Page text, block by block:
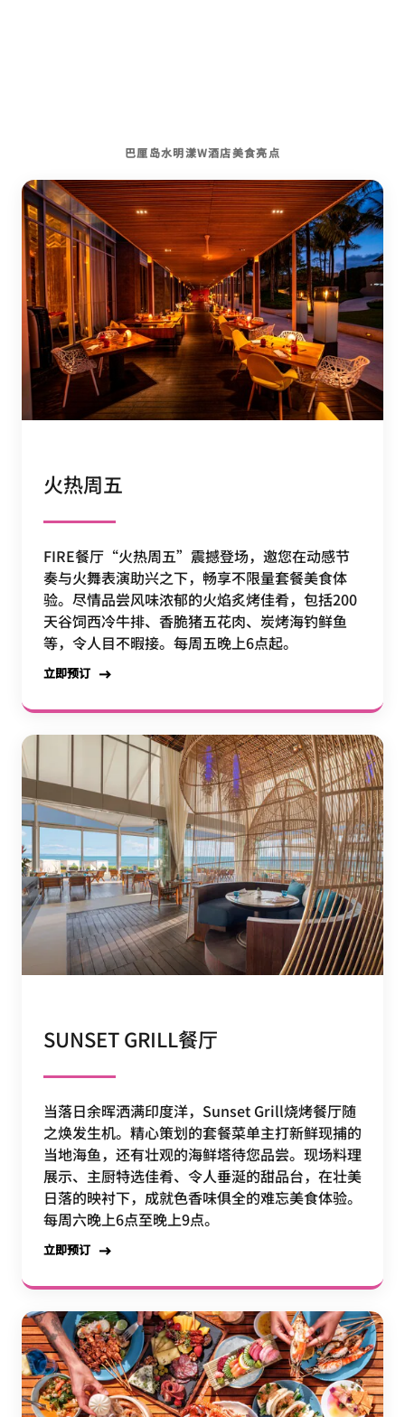
巴厘岛水明漾W酒店美食亮点
火热周五
FIRE餐厅“火热周五”震撼登场，邀您在动感节
奏与火舞表演助兴之下，畅享不限量套餐美食体
验。尽情品尝风味浓郁的火焰炙烤佳肴，包括200
天谷饲西冷牛排、香脆猪五花肉、炭烤海钓鲜鱼
等，令人目不暇接。每周五晚上6点起。
立即预订
SUNSET GRILL餐厅
当落日余晖洒满印度洋，Sunset Grill烧烤餐厅随
之焕发生机。精心策划的套餐菜单主打新鲜现捕的
当地海鱼，还有壮观的海鲜塔待您品尝。现场料理
展示、主厨特选佳肴、令人垂涎的甜品台，在壮美
日落的映衬下，成就色香味俱全的难忘美食体验。
每周六晚上6点至晚上9点。
立即预订